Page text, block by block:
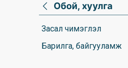
Обой, хуулга
Засал чимэглэл
Барилга, байгууламж